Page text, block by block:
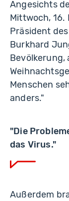
Angesichts
Mittwoch, 16.
Präsident
Burkhard
Bevölkerung,
Menschen
anders."
"Die
das Virus."
Außerdem